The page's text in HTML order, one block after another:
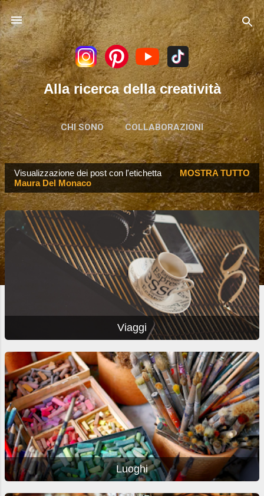
Passa ai contenuti principali
Alla ricerca della creatività
CHI SONO COLLABORAZIONI
o
s
t
Visualizzazione dei post con l'etichetta
Maura Del Monaco
MOSTRA TUTTO
Viaggi
Luoghi